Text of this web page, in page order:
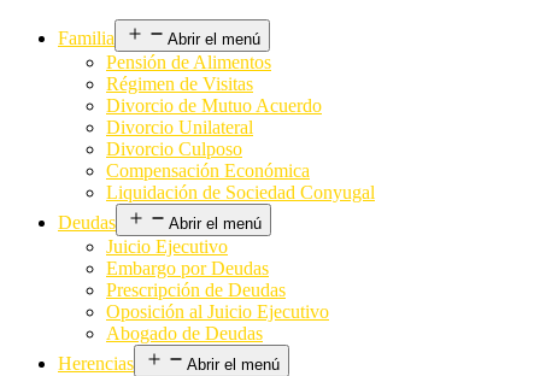
Familia Abrir el menú
Pensión de Alimentos
Régimen de Visitas
Divorcio de Mutuo Acuerdo
Divorcio Unilateral
Divorcio Culposo
Compensación Económica
Liquidación de Sociedad Conyugal
Deudas
Abrir el menú
Juicio Ejecutivo
Embargo por Deudas
Prescripción de Deudas
Oposición al Juicio Ejecutivo
Abogado de Deudas
Herencias
Abrir el menú